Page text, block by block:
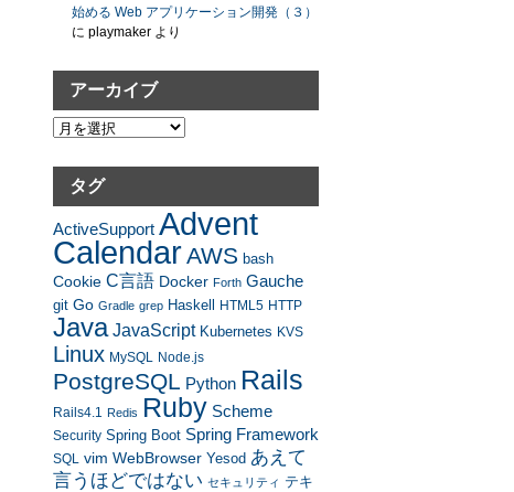
始める Web アプリケーション開発（３）
にplaymaker より
アーカイブ
ア
カ
タグ
ActiveSupport Advent
CalendarAWS bash
Cookie C言語 Docker Forth Gauche
git Go Gradle grep Haskell HTML5 HTTP
Java JavaScript Kubernetes KVS
Linux MySQL Node.js
PostgreSQL Python Rails
Rails4.1 Redis Ruby Scheme
Security Spring Boot Spring Framework
SQL vim WebBrowser Yesod あえて
言うほどではない セキュリティ テキ